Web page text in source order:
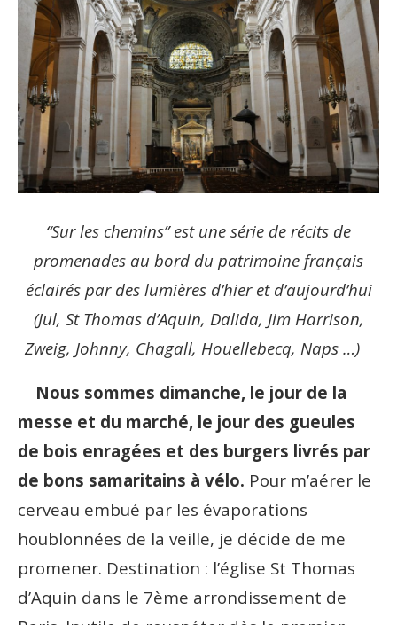
“Sur les chemins” est une série de récits de
promenades au bord du patrimoine français
éclairés par des lumières d’hier et d’aujourd’hui
(Jul, St Thomas d’Aquin, Dalida, Jim Harrison,
Zweig, Johnny, Chagall, Houellebecq, Naps …)
Nous sommes dimanche, le jour de la
messe et du marché, le jour des gueules
de bois enragées et des burgers livrés par
de bons samaritains à vélo. Pour m’aérer le
cerveau embué par les évaporations
houblonnées de la veille, je décide de me
promener. Destination : l’église St Thomas
d’Aquin dans le 7ème arrondissement de